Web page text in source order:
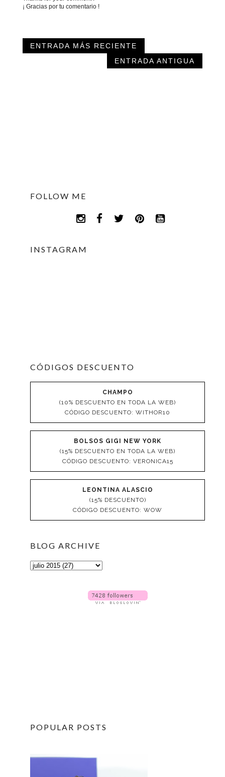
¡ Gracias por tu comentario !
ENTRADA MÁS RECIENTE
ENTRADA ANTIGUA
FOLLOW ME
INSTAGRAM
CÓDIGOS DESCUENTO
CHAMPO
(10% DESCUENTO EN TODA LA WEB)
CÓDIGO DESCUENTO: WITHOR10
BOLSOS GIGI NEW YORK
(15% DESCUENTO EN TODA LA WEB)
CÓDIGO DESCUENTO: VERONICA15
LEONTINA ALASCIO
(15% DESCUENTO)
CÓDIGO DESCUENTO: WOW
BLOG ARCHIVE
POPULAR POSTS